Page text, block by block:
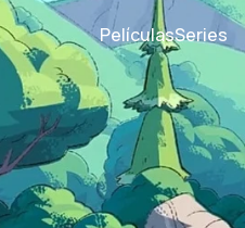
PelículasSeries